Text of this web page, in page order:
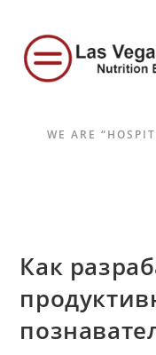
WE ARE
Как